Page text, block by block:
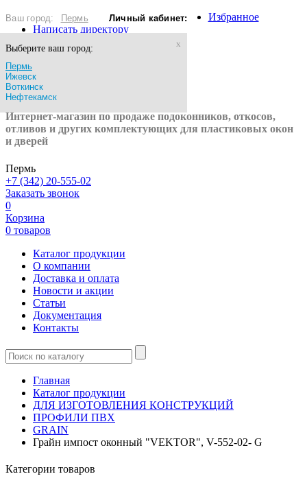
Ваш город: Пермь
Выберите ваш город: x
Пермь
Ижевск
Воткинск
Нефтекамск
Личный кабинет:
Избранное
Написать директору
Войти
Зарегистрироваться
Интернет-магазин по продаже подоконников, откосов,
отливов и других комплектующих для пластиковых окон
и дверей
Пермь
+7 (342) 20-555-02
Заказать звонок
0
Корзина
0 товаров
Каталог продукции
О компании
Доставка и оплата
Новости и акции
Статьи
Документация
Контакты
Главная
Каталог продукции
ДЛЯ ИЗГОТОВЛЕНИЯ КОНСТРУКЦИЙ
ПРОФИЛИ ПВХ
GRAIN
Грайн импост оконный "VEKTOR", V-552-02- G
Категории товаров